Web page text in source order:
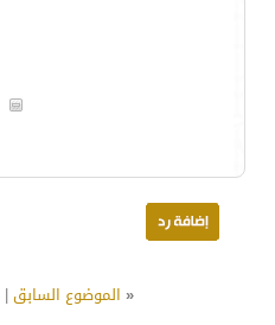
« الموضوع السابق|